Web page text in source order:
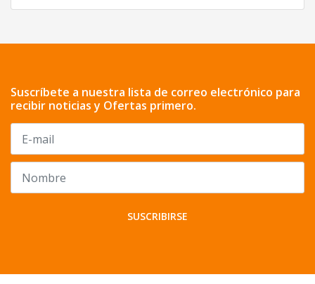
Suscríbete a nuestra lista de correo electrónico para
recibir noticias y Ofertas primero.
SUSCRIBIRSE